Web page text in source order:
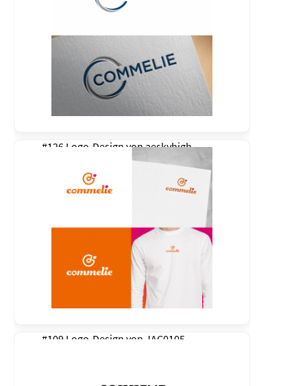
#126 Logo-Design vonaeskyhigh
#109 Logo-Design von JAC0105